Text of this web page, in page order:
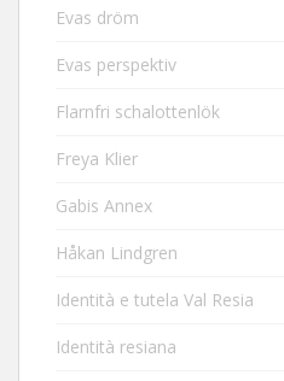
Evas dröm
Evas perspektiv
Flarnfri schalottenlök
Freya Klier
Gabis Annex
Håkan Lindgren
Identità e tutela Val Resia
Identità resiana